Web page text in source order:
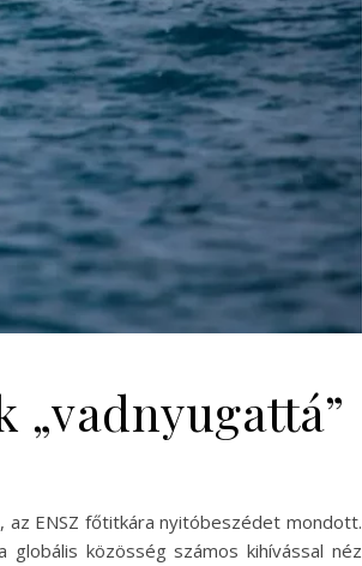
az ENSZ főtitkára nyitóbeszédet mondott.
közösség számos kihívással néz